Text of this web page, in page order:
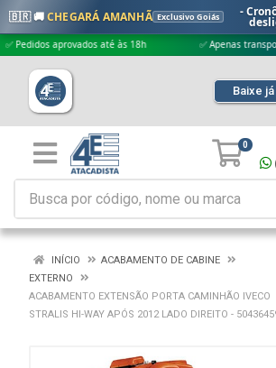
🇧🇷 🚚CHEGARÁ AMANHÃ Exclusivo Goiás -
aprovados até às 18h ✅ Apenas
Baixe
0
INÍCIO
ACABAMENTO DE CABINE
EXTERNO
ACABAMENTO EXTENSÃO PORTA CAMINHÃO IVECO
STRALIS HI-WAY APÓS 2012 LADO DIREITO -